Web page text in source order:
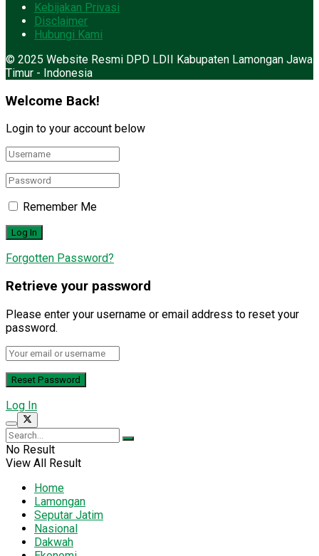
Kebijakan Privasi
Disclaimer
Hubungi Kami
© 2025 Website Resmi DPD LDII Kabupaten Lamongan Jawa
Timur - Indonesia
Welcome Back!
Login to your account below
Remember Me
Forgotten Password?
Retrieve your password
Please enter your username or email address to reset your
password.
Log In
No Result
View All Result
Home
Lamongan
Seputar Jatim
Nasional
Dakwah